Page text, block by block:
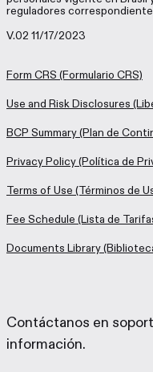
reguladores
V.02 11/17/2023
Form CRS (Formulario CRS)
Use and Risk Disclosures
BCP Summary(Plan de
Privacy Policy(Política de
Terms of Use (Términos de
Fee Schedule (Lista de
Documents Library
Contáctanos en
información.